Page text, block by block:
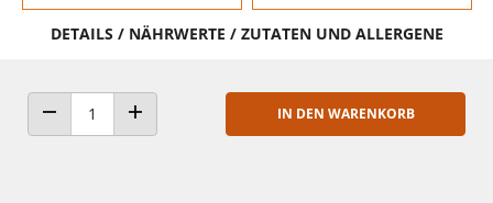
DETAILS / NÄHRWERTE / ZUTATEN UND ALLERGENE
ANZAHL VERRINGERNANZAHL ERHÖHEN
IN DEN WARENKORB